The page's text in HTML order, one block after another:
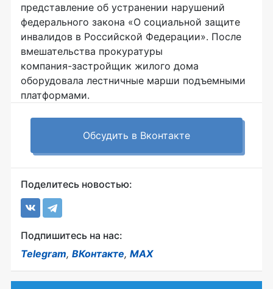
представление об устранении нарушений
федерального закона «О социальной защите
инвалидов в Российской Федерации». После
вмешательства прокуратуры
компания-застройщик жилого дома
оборудовала лестничные марши подъемными
платформами.
Обсудить в Вконтакте
Поделитесь новостью:
Подпишитесь на нас:
Telegram, ВКонтакте, MAX